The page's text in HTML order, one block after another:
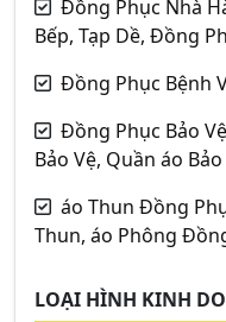
Đồng Phục Nhà
Bếp, Tạp Dề, Đồng
Đồng Phục Bệnh
Đồng Phục Bảo
Bảo Vệ, Quần áo
áo Thun Đồng
Thun, áo Phông
LOẠI HÌNH KINH